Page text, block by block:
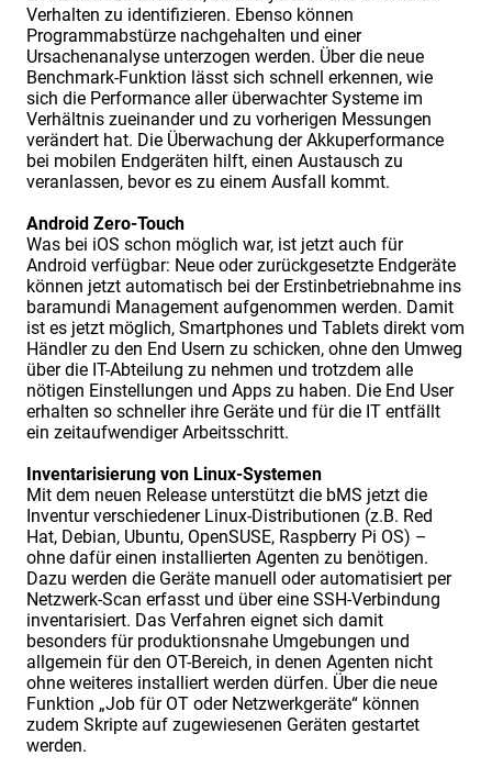
Verhalten zu identifizieren. Ebenso können
Programmabstürze nachgehalten und einer
Ursachenanalyse unterzogen werden. Über die neue
Benchmark-Funktion lässt sich schnell erkennen, wie
sich die Performance aller überwachter Systeme im
Verhältnis zueinander und zu vorherigen Messungen
verändert hat. Die Überwachung der Akkuperformance
bei mobilen Endgeräten hilft, einen Austausch zu
veranlassen, bevor es zu einem Ausfall kommt.
Android Zero-Touch
Was bei iOS schon möglich war, ist jetzt auch für
Android verfügbar: Neue oder zurückgesetzte Endgeräte
können jetzt automatisch bei der Erstinbetriebnahme ins
baramundi Management aufgenommen werden. Damit
ist es jetzt möglich, Smartphones und Tablets direkt vom
Händler zu den End Usern zu schicken, ohne den Umweg
über die IT-Abteilung zu nehmen und trotzdem alle
nötigen Einstellungen und Apps zu haben. Die End User
erhalten so schneller ihre Geräte und für die IT entfällt
ein zeitaufwendiger Arbeitsschritt.
Inventarisierung von Linux-Systemen
Mit dem neuen Release unterstützt die bMS jetzt die
Inventur verschiedener Linux-Distributionen (z.B. Red
Hat, Debian, Ubuntu, OpenSUSE, Raspberry Pi OS) –
ohne dafür einen installierten Agenten zu benötigen.
Dazu werden die Geräte manuell oder automatisiert per
Netzwerk-Scan erfasst und über eine SSH-Verbindung
inventarisiert. Das Verfahren eignet sich damit
besonders für produktionsnahe Umgebungen und
allgemein für den OT-Bereich, in denen Agenten nicht
ohne weiteres installiert werden dürfen. Über die neue
Funktion „Job für OT oder Netzwerkgeräte“ können
zudem Skripte auf zugewiesenen Geräten gestartet
werden.